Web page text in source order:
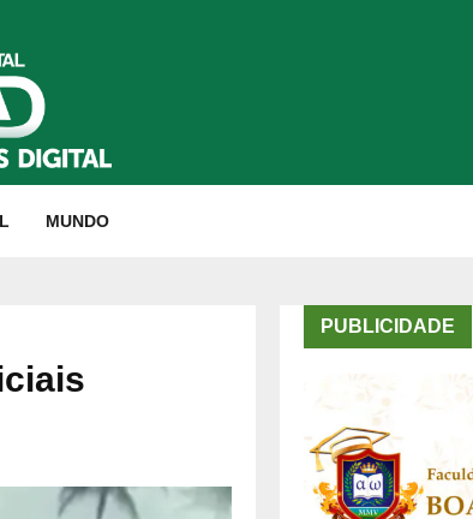
MUNDO
PUBLICIDADE